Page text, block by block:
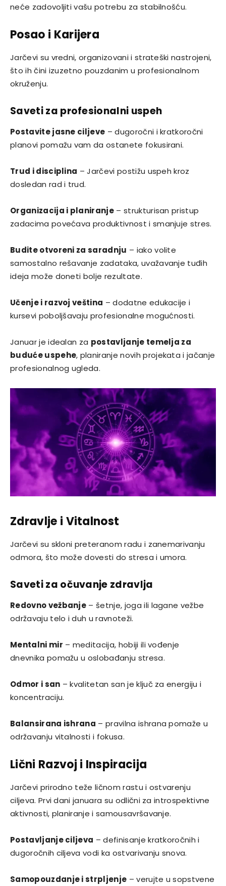
neće zadovoljiti vašu potrebu za stabilnošću.
Posao i Karijera
Jarčevi su vredni, organizovani i strateški nastrojeni,
što ih čini izuzetno pouzdanim u profesionalnom
okruženju.
Saveti za profesionalni uspeh
Postavite jasne ciljeve – dugoročni i kratkoročni
planovi pomažu vam da ostanete fokusirani.
Trud i disciplina – Jarčevi postižu uspeh kroz
dosledan rad i trud.
Organizacija i planiranje – strukturisan pristup
zadacima povećava produktivnost i smanjuje stres.
Budite otvoreni za saradnju – iako volite
samostalno rešavanje zadataka, uvažavanje tuđih
ideja može doneti bolje rezultate.
Učenje i razvoj veština – dodatne edukacije i
kursevi poboljšavaju profesionalne mogućnosti.
Januar je idealan za postavljanje temelja za
buduće uspehe, planiranje novih projekata i jačanje
profesionalnog ugleda.
Zdravlje i Vitalnost
Jarčevi su skloni preteranom radu i zanemarivanju
odmora, što može dovesti do stresa i umora.
Saveti za očuvanje zdravlja
Redovno vežbanje – šetnje, joga ili lagane vežbe
održavaju telo i duh u ravnoteži.
Mentalni mir – meditacija, hobiji ili vođenje
dnevnika pomažu u oslobađanju stresa.
Odmor i san – kvalitetan san je ključ za energiju i
koncentraciju.
Balansirana ishrana – pravilna ishrana pomaže u
održavanju vitalnosti i fokusa.
Lični Razvoj i Inspiracija
Jarčevi prirodno teže ličnom rastu i ostvarenju
ciljeva. Prvi dani januara su odlični za introspektivne
aktivnosti, planiranje i samousavršavanje.
Postavljanje ciljeva – definisanje kratkoročnih i
dugoročnih ciljeva vodi ka ostvarivanju snova.
Samopouzdanje i strpljenje – verujte u sopstvene